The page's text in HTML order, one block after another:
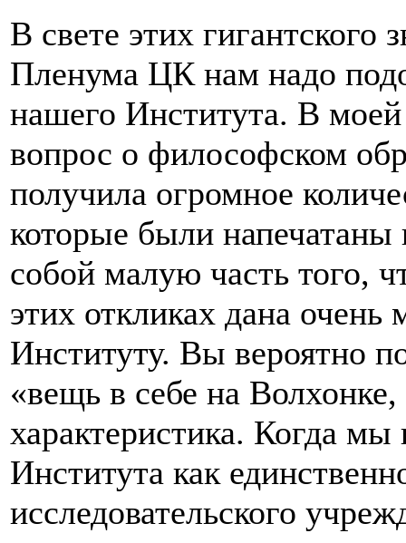
В свете этих гигантского
Пленума ЦК нам надо
нашего Института. В
вопрос о философском
получила огромное
которые были напечатаны
собой малую часть того,
этих откликах дана очень
Институту. Вы вероятно
«вещь в себе на
характеристика. Когда
Института как
исследовательского